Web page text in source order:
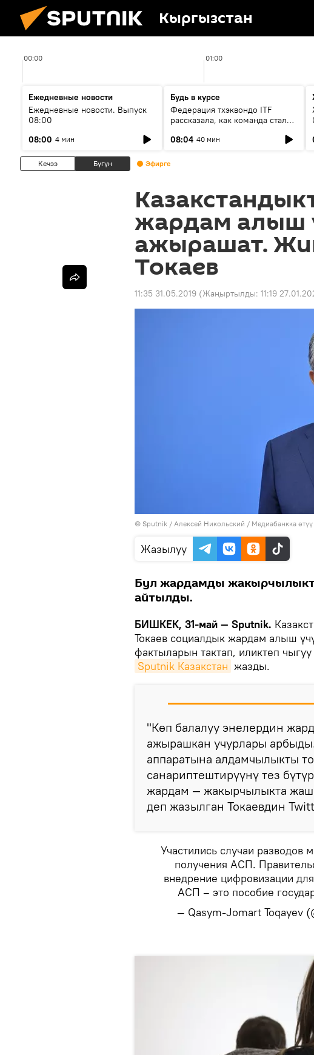
Кыргызстан
00:00 01:00
Ежедневные новости
Ежедневные новости. Выпуск
08:00
08:00 4 мин
Будь в курсе
Федерация тхэквондо ITF
рассказала, как команда стала
08:04 40 мин
Кечээ Бүгүн Эфирге
жардам алыш
ажырашат.
Токаев
11:35 31.05.2019 (Жаңыртылды: 11:19
© Sputnik / Алексей Никольский / Медиабанкка өтүү
Жазылуу
Бул жардамды
айтылды.
БИШКЕК, 31-май — Sputnik.
Токаев социалдык жардам алыш
фактыларын тактап, иликтеп
Sputnik Казакстан жазды.
"Көп балалуу энелердин
ажырашкан учурлары
аппаратына алдамчылыкты
санариптештирүүнү тез
жардам — жакырчылыкта
деп жазылган Токаевдин
Участились случаи разводов
получения АСП.
внедрение цифровизации
АСП – это пособие
— Qasym-Jomart Toqayev